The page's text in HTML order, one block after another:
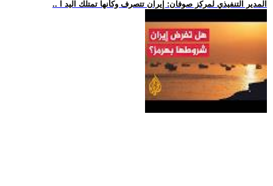
.. المدير التنفيذي لمركز صوفان: إيران تتصرف وكأنها تمتلك اليد ا